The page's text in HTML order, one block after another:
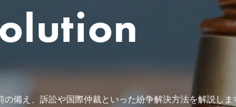
備え、訴訟や国際仲裁といった紛争解決方法を解説しま